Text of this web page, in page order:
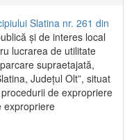
Slatina nr. 261 din
și de interes local
lucrarea de utilitate
supraetajată,
Județul Olt”, situat
de expropriere
expropriere